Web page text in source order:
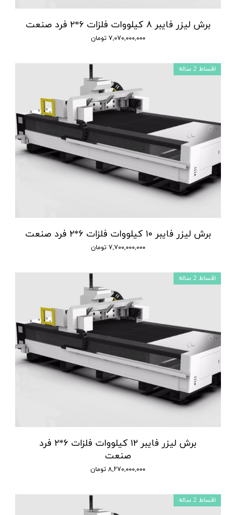
برش لیزر فایبر ۸ کیلووات فلزات ۶*۲ فرد صنعت
۷,۰۷۰,۰۰۰,۰۰۰ تومان
برش لیزر فایبر ۱۰ کیلووات فلزات ۶*۲ فرد صنعت
۷,۷۰۰,۰۰۰,۰۰۰ تومان
اقساط 2 ساله
برش لیزر فایبر ۱۲ کیلووات فلزات ۶*۲ فرد
صنعت
۸,۲۷۰,۰۰۰,۰۰۰ تومان
اقساط 2 ساله
اقساط 2 ساله